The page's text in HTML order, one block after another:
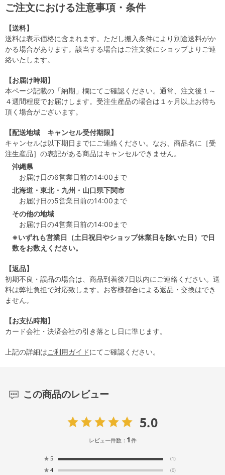
ご注文における注意事項・条件
【送料】
送料は表示価格に含まれます。ただし搬入条件により別途送料がか
かる場合があります。該当する場合はご注文後にショップよりご連
絡いたします。
【お届け時期】
本ページ記載の「納期」欄にてご確認ください。通常、注文後１～
４週間程度でお届けします。受注生産品の場合は１ヶ月以上お待ち
頂く場合がございます。
【配送地域 キャンセル受付期限】
キャンセルは以下期日までにご連絡ください。なお、商品名に［受
注生産品］の表記がある商品はキャンセルできません。
沖縄県
お届け日の6営業日前の14:00まで
北海道・東北・九州・山口県下関市
お届け日の5営業日前の14:00まで
その他の地域
お届け日の4営業日前の14:00まで
※いずれも営業日（土日祝日やショップ休業日を除いた日）で日
数をお数えください。
【返品】
初期不良・誤品の場合は、商品到着後7日以内にご連絡ください。送
料は弊社負担で対応致します。お客様都合による返品・交換はでき
ません。
【お支払時期】
カード会社・決済会社の引き落とし日に準じます。
上記の詳細はご利用ガイドにてご確認ください。
この商品のレビュー
5.0
レビュー件数： 1件
★ 5 (1)
★ 4 (0)